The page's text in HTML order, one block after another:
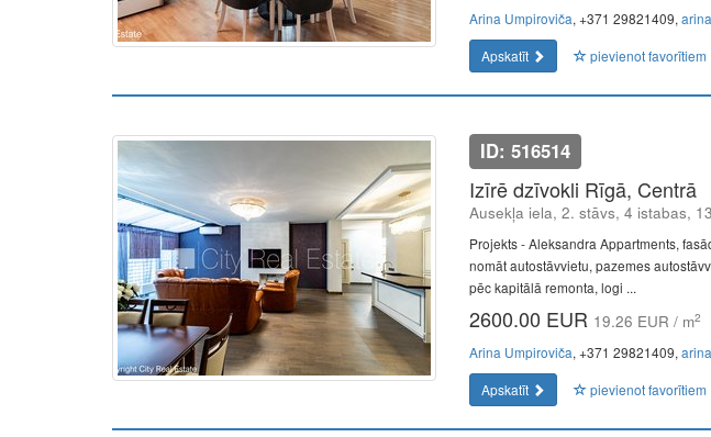
Arina Umpiroviča, +371 29821409,
Apskatīt
pievienot favorītiem
ID: 516514
Izīrē dzīvokli Rīgā, Centrā
Ausekļa iela, 2. stāvs, 4 istabas,
Projekts - Aleksandra Appartments,
nomāt autostāvvietu, pazemes
pēc kapitālā remonta, logi ...
2600.00 EUR 19.26 EUR / m2
Arina Umpiroviča, +371 29821409,
Apskatīt
pievienot favorītiem